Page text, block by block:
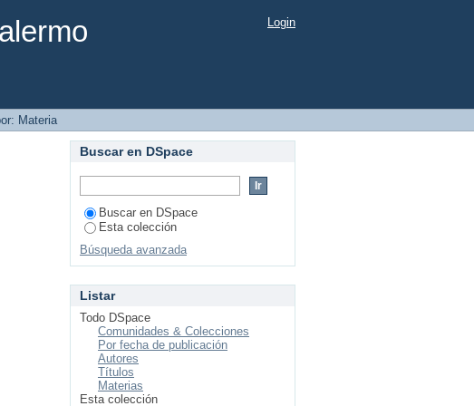
Login
Materia
Buscar en DSpace
Buscar en DSpace
Esta colección
Búsqueda avanzada
Listar
Todo DSpace
Comunidades & Colecciones
Por fecha de publicación
Autores
Títulos
Materias
Esta colección